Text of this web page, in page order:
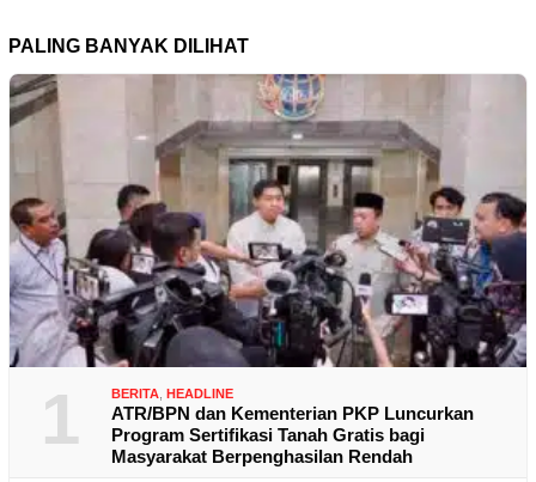
PALING BANYAK DILIHAT
1 BERITA, HEADLINE
ATR/BPN dan Kementerian PKP Luncurkan
Program Sertifikasi Tanah Gratis bagi
Masyarakat Berpenghasilan Rendah